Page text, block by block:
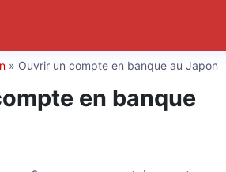
» Ouvrir un compte en banque au Japon
en banque